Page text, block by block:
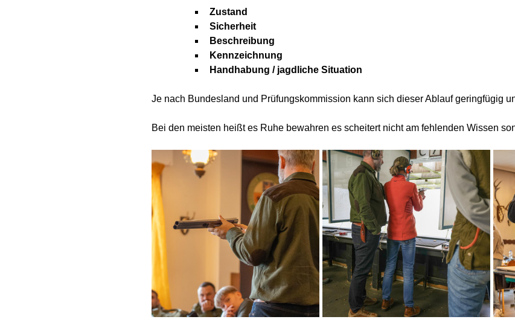
Zustand
Sicherheit
Beschreibung
Kennzeichnung
Handhabung / jagdliche Situation
Je nach Bundesland und Prüfungskommission kann sich dieser Ablauf geringfügig
Bei den meisten heißt es Ruhe bewahren es scheitert nicht am fehlenden Wissen